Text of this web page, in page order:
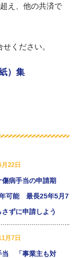
え、他の共済で
ください。
）集
22日
病手当の申請期
可能 最長25年5月7
ずに申請しよう
月7日
当 「事業主も対